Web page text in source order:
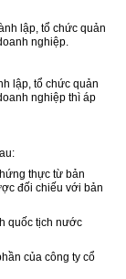
lập, tổ chức quản
nghiệp.
lập, tổ chức quản
nghiệp thì áp
thực từ bản
đối chiếu với bản
quốc tịch nước
của công ty cổ